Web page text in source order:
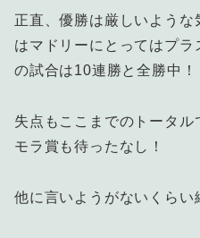
正直、優勝は厳しいよう
はマドリーにとってはプ
の試合は10連勝と全勝中！
失点もここまでのトータ
モラ賞も待ったなし！
他に言いようがないくらい